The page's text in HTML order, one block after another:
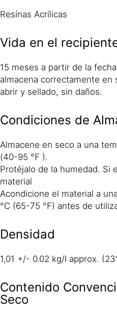
Resínas Acrílicas
Vida en el
15 meses a partir de la
almacena correctamente en
abrir y sellado, sin daños.
Condiciones de
Almacene en seco a una
(40-95 °F ).
Protéjalo de la humedad. Si
material
Acondicione el material a
°C (65-75 °F) antes de
Densidad
1,01 +/- 0.02 kg/l approx.
Contenido
Seco